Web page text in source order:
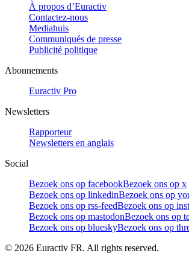
À propos d’Euractiv
Contactez-nous
Mediahuis
Communiqués de presse
Publicité politique
Abonnements
Euractiv Pro
Newsletters
Rapporteur
Newsletters en anglais
Social
Bezoek ons op facebookBezoek ons op x
Bezoek ons op linkedinBezoek ons op
Bezoek ons op rss-feedBezoek ons op
Bezoek ons op mastodonBezoek ons op
Bezoek ons op blueskyBezoek ons op
© 2026 Euractiv FR. All rights reserved.